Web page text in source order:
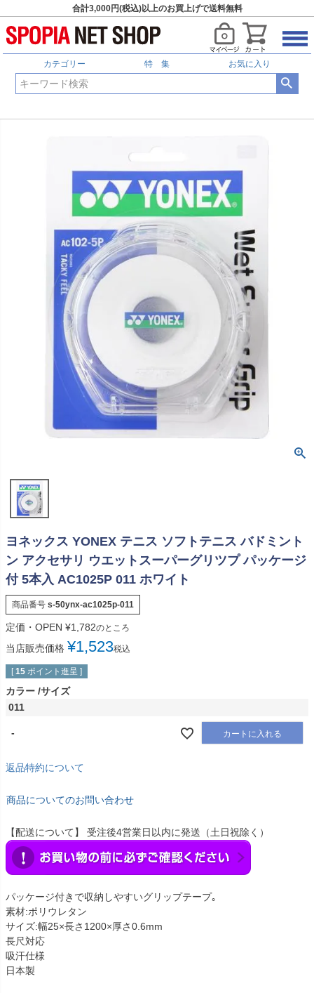
合計3,000円(税込)以上のお買上げで送料無料
カテゴリー 特 集 お気に入り
ヨネックス YONEX テニス ソフトテニス バドミント
ン アクセサリ ウエットスーパーグリツプ パッケージ
付 5本入 AC1025P 011 ホワイト
商品番号 s-50ynx-ac1025p-011
定価・OPEN ¥1,782のところ
当店販売価格 ¥1,523税込
[ 15 ポイント進呈 ]
カラー サイズ
011
- カートに入れる
返品特約について
商品についてのお問い合わせ
【配送について】 受注後4営業日以内に発送（土日祝除く）
パッケージ付きで収納しやすいグリップテープ｡
素材:ポリウレタン
サイズ:幅25×長さ1200×厚さ0.6mm
長尺対応
吸汗仕様
日本製